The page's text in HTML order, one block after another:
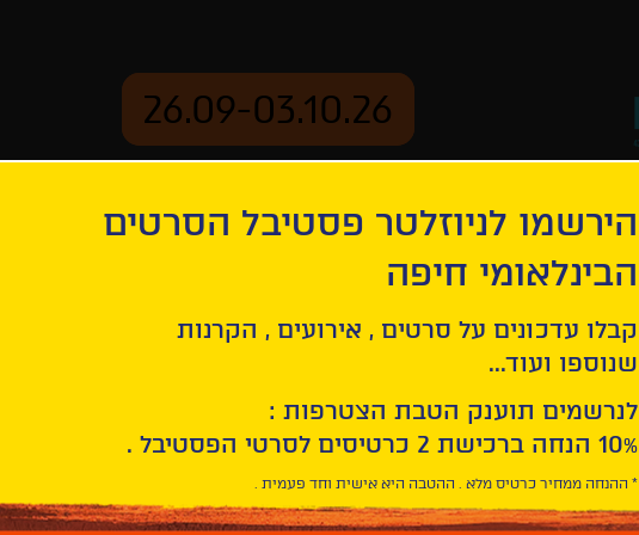
26.09-03.10.26
מרטין עדן
הירשמו לניוזלטר פסטיבל הסרטים
הבינלאומי חיפה
קבלו עדכונים על סרטים , אירועים , הקרנות
שנוספו ועוד...
לנרשמים תוענק הטבת הצטרפות :
10% הנחה ברכישת 2 כרטיסים לסרטי הפסטיבל .
* ההנחה ממחיר כרטיס מלא . ההטבה היא אישית וחד פעמית .